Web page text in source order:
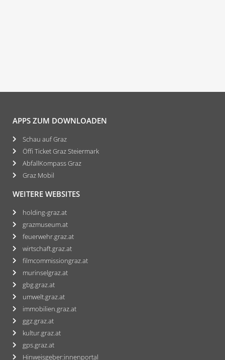
APPS ZUM DOWNLOADEN
Schau auf Graz
Öffi Ticket Graz Steiermark
AbfallKompass Graz
Graz Mobil
WEITERE WEBSITES
holding-graz.at
grazmuseum.at
feuerwehr.graz.at
wirtschaft.graz.at
filmcommissiongraz.at
murinselgraz.at
gbg.graz.at
umwelt.graz.at
immobilien.graz.at
ggz.graz.at
kultur.graz.at
gps.graz.at
Hinweisgeber:innenportal